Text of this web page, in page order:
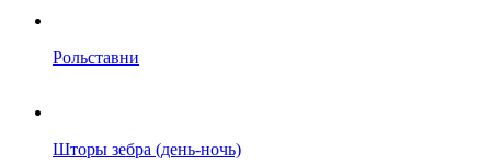
Рольставни
Шторы зебра (день-ночь)